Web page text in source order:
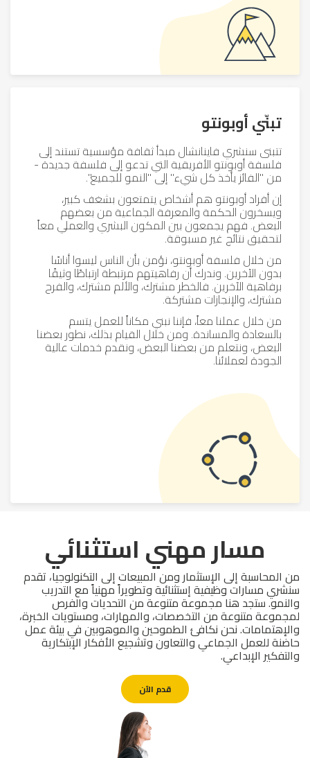
تبنّي أوبونتو
تتبنى سنشري فاينانشال مبدأ ثقافة مؤسسية تستند إلى
فلسفة أوبونتو الأفريقية التي تدعو إلى فلسفة جديدة -
من "الفائز يأخذ كل شيء" إلى "النمو للجميع".
إن أفراد أوبونتو هم أشخاص يتمتعون بشغف كبير،
ويسخرون الحكمة والمعرفة الجماعية من بعضهم
البعض. فهم يجمعون بين المكون البشري والعملي معاً
لتحقيق نتائج غير مسبوقة.
من خلال فلسفة أوبونتو، نؤمن بأن الناس ليسوا أناسًا
بدون الآخرين. وندرك أن رفاهيتهم مرتبطة ارتباطًا وثيقًا
برفاهية الآخرين. فالخطر مشترك، والألم مشترك، والفرح
مشترك، والإنجازات مشتركة.
من خلال عملنا معاً، فإننا نبني مكاناً للعمل يتسم
بالسعادة والمساندة. ومن خلال القيام بذلك، نطور بعضنا
البعض، ونتعلم من بعضنا البعض، ونقدم خدمات عالية
الجودة لعملائنا.
مسار مهني استثنائي
من المحاسبة إلى الإستثمار ومن المبيعات إلى التكنولوجيا، تقدم
سنشري مسارات وظيفية إستثنائية وتطويراً مهنياً مع التدريب
والنمو. ستجد هنا مجموعة متنوعة من التحديات والفرص
لمجموعة متنوعة من التخصصات، والمهارات، ومستويات الخبرة،
والإهتمامات. نحن نكافئ الطموحين والموهوبين في بيئة عمل
حاضنة للعمل الجماعي والتعاون وتشجيع الأفكار الإبتكارية
والتفكير الإبداعي.
قدم الآن